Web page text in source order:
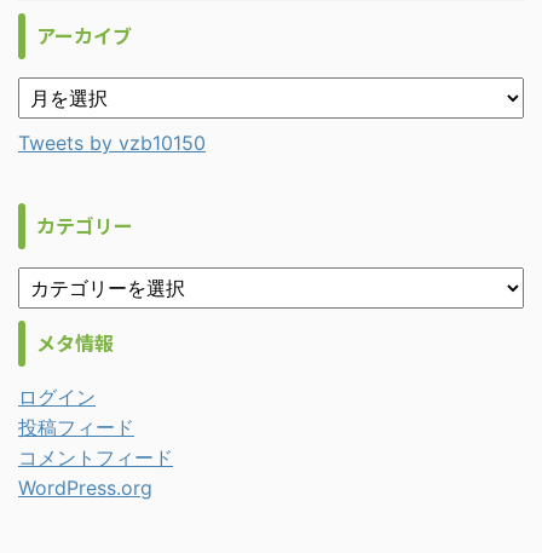
アーカイブ
Tweets by vzb10150
カテゴリー
メタ情報
ログイン
投稿フィード
コメントフィード
WordPress.org